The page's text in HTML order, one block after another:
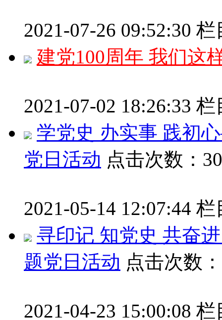
2021-07-26 09:52:30 栏
建党100周年 我们这
2021-07-02 18:26:33 栏
学党史 办实事 践初
党日活动 点击次数：
2021-05-14 12:07:44 栏
寻印记 知党史 共奋
题党日活动 点击次数
2021-04-23 15:00:08 栏